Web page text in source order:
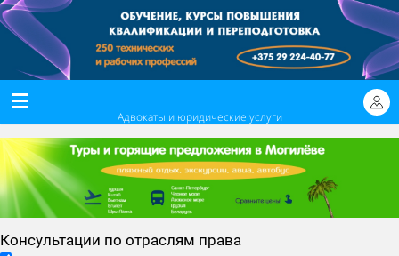
Адвокаты и юридические услуги
Консультации по отраслям права